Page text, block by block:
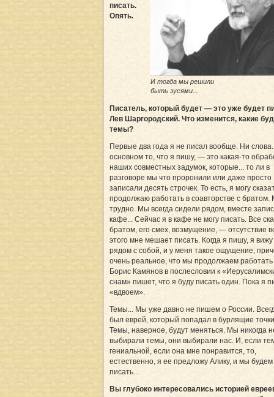
И тогда мы решили
быть зусями...
писать.
Опять.
Писатель, который будет — это уже будет
Лев Шаргородский. Что изменится, какие
темы?
Первые два года я не писал вообще. Ни
основном то, что я пишу, — это какая-то
наших совместных задумок, которые... то ли в
разговоре мы что проронили или даже просто
записали десять строчек. То есть, я могу
продолжаю работать в соавторстве с братом.
трудно. Мы всегда сидели рядом, вместе
кафе... Сейчас я в кафе не могу писать. Все
братом, его смех, возмущение, — отсутствие
этого мне мешает писать. Когда я пишу, я
рядом с собой, и у меня такое ощущение,
очень реальное, что мы продолжаем
Борис Камянов в послесловии к
снам» пишет, что я буду писать один. Пока я
«вдвоем».
Темы... Мы уже давно не пишем о России.
был еврей, который попадал в бурлящие
Темы, наверное, будут меняться. Мы никогда
выбирали темы, они выбирали нас. И, если
гениальной, если она мне понравится, то,
естественно, я ее предложу Алику, и мы будем
писать...
Вы глубоко интересовались историей